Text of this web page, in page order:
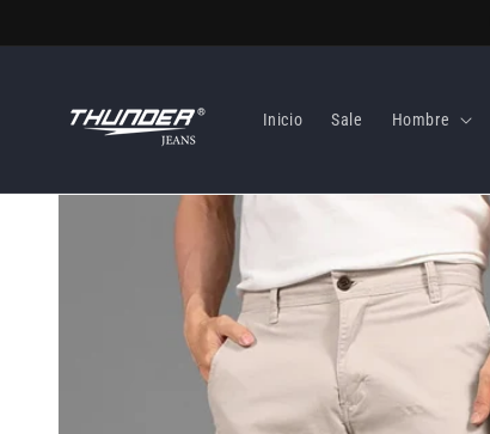
al contenido
Inicio Sale Hombre
directamente